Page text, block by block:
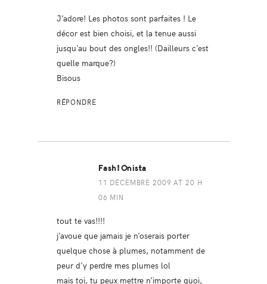
J’adore! Les photos sont parfaites ! Le
décor est bien choisi, et la tenue aussi
jusqu’au bout des ongles!! (Dailleurs c’est
quelle marque?)
Bisous
RÉPONDRE
Fash!onista
11 DÉCEMBRE 2009 AT 20 H
06 MIN
tout te vas!!!!
j’avoue que jamais je n’oserais porter
quelque chose à plumes, notamment de
peur d’y perdre mes plumes lol
mais toi, tu peux mettre n’importe quoi,